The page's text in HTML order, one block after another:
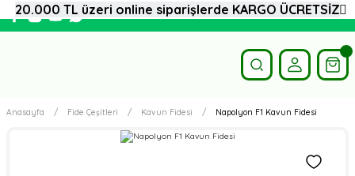
Anasayfa Fide Çeşitleri Kavun Fidesi Napolyon F1 Kavun Fidesi
20.000 TL üzeri online siparişlerde KARGO ÜCRETSİZ